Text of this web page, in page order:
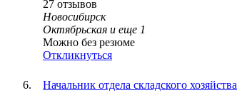
27 отзывов
Новосибирск
Октябрьская и еще 1
Можно без резюме
Откликнуться
Начальник отдела складского хозяйства